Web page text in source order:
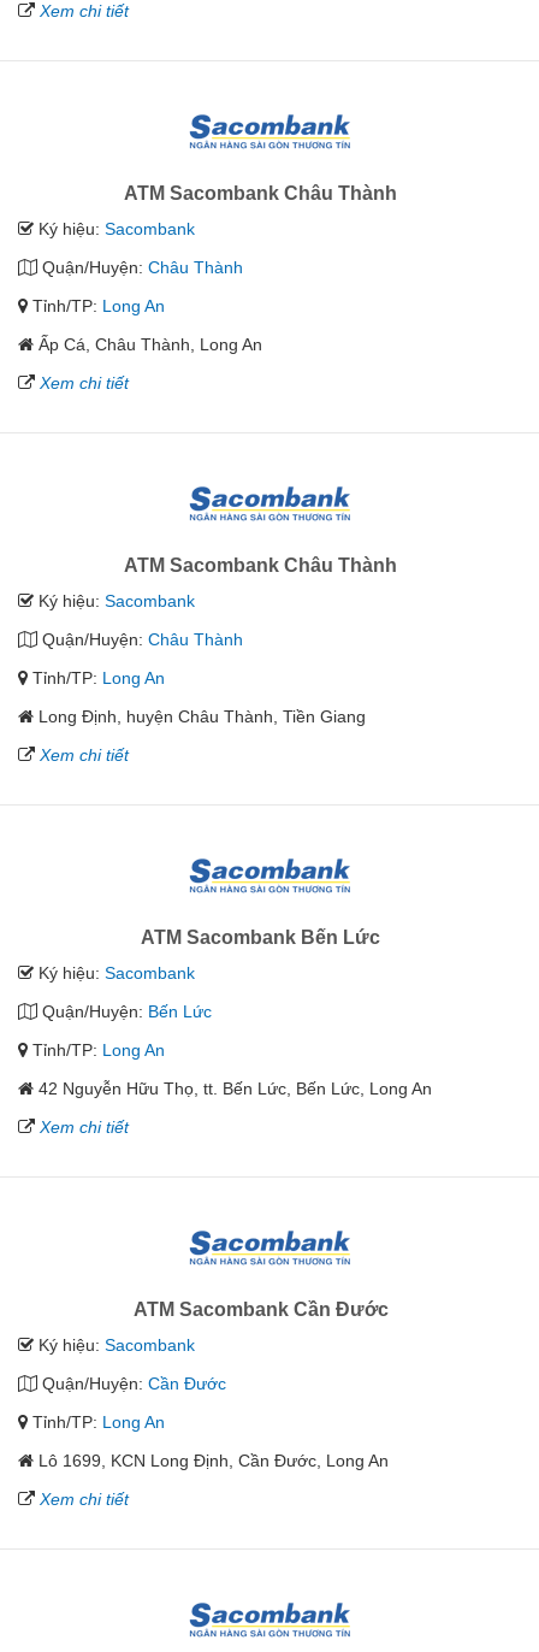
Xem chi tiết
ATM Sacombank Châu Thành
Ký hiệu: Sacombank
Quận/Huyện: Châu Thành
Tỉnh/TP: Long An
Ấp Cá, Châu Thành, Long An
Xem chi tiết
ATM Sacombank Châu Thành
Ký hiệu: Sacombank
Quận/Huyện: Châu Thành
Tỉnh/TP: Long An
Long Định, huyện Châu Thành, Tiền Giang
Xem chi tiết
ATM Sacombank Bến Lức
Ký hiệu: Sacombank
Quận/Huyện: Bến Lức
Tỉnh/TP: Long An
42 Nguyễn Hữu Thọ, tt. Bến Lức, Bến Lức, Long An
Xem chi tiết
ATM Sacombank Cần Đước
Ký hiệu: Sacombank
Quận/Huyện: Cần Đước
Tỉnh/TP: Long An
Lô 1699, KCN Long Định, Cần Đước, Long An
Xem chi tiết